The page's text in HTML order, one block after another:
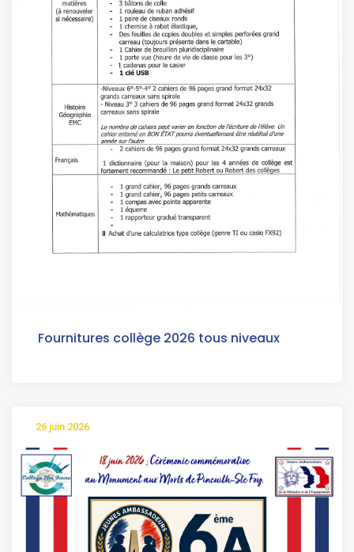
Fournitures collège 2026 tous niveaux
26 juin 2026